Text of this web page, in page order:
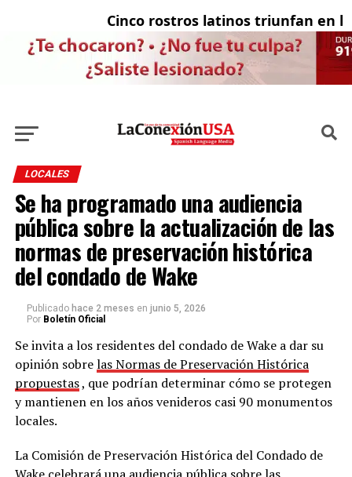
Cinco rostros latinos triunfan en la
LOCALES
Se ha programado una audiencia
pública sobre la actualización de las
normas de preservación histórica
del condado de Wake
Publicado hace 2 meses en junio 5, 2026
Por Boletín Oficial
Se invita a los residentes del condado de Wake a dar su
opinión sobrelas Normas de Preservación Histórica
propuestas, que podrían determinar cómo se protegen
y mantienen en los años venideros casi 90 monumentos
locales.
La Comisión de Preservación Histórica del Condado de